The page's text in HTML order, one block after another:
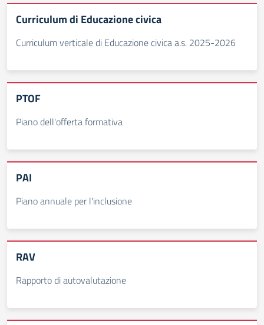
Curriculum di Educazione civica
Curriculum verticale di Educazione civica a.s. 2025-2026
PTOF
Piano dell'offerta formativa
PAI
Piano annuale per l'inclusione
RAV
Rapporto di autovalutazione